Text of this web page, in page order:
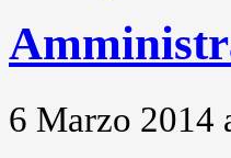
6 Marzo 2014